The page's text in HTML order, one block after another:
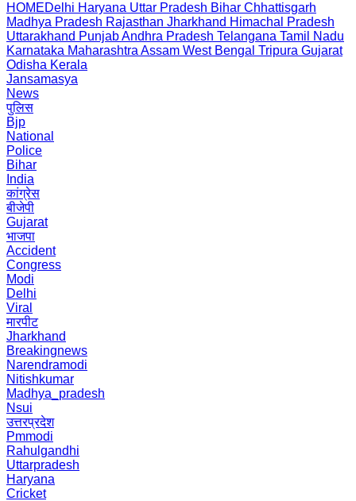
HOMEDelhi Haryana Uttar Pradesh Bihar Chhattisgarh
Madhya Pradesh Rajasthan Jharkhand Himachal Pradesh
Uttarakhand PunjabAndhra Pradesh Telangana Tamil Nadu
Karnataka Maharashtra Assam West Bengal Tripura Gujarat
Odisha Kerala
Jansamasya
News
पुलिस
Bjp
National
Police
Bihar
India
कांग्रेस
बीजेपी
Gujarat
भाजपा
Accident
Congress
Modi
Delhi
Viral
मारपीट
Jharkhand
Breakingnews
Narendramodi
Nitishkumar
Madhya_pradesh
Nsui
उत्तरप्रदेश
Pmmodi
Rahulgandhi
Uttarpradesh
Haryana
Cricket